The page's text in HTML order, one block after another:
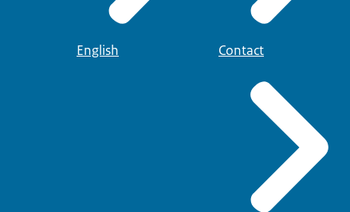
English Contact